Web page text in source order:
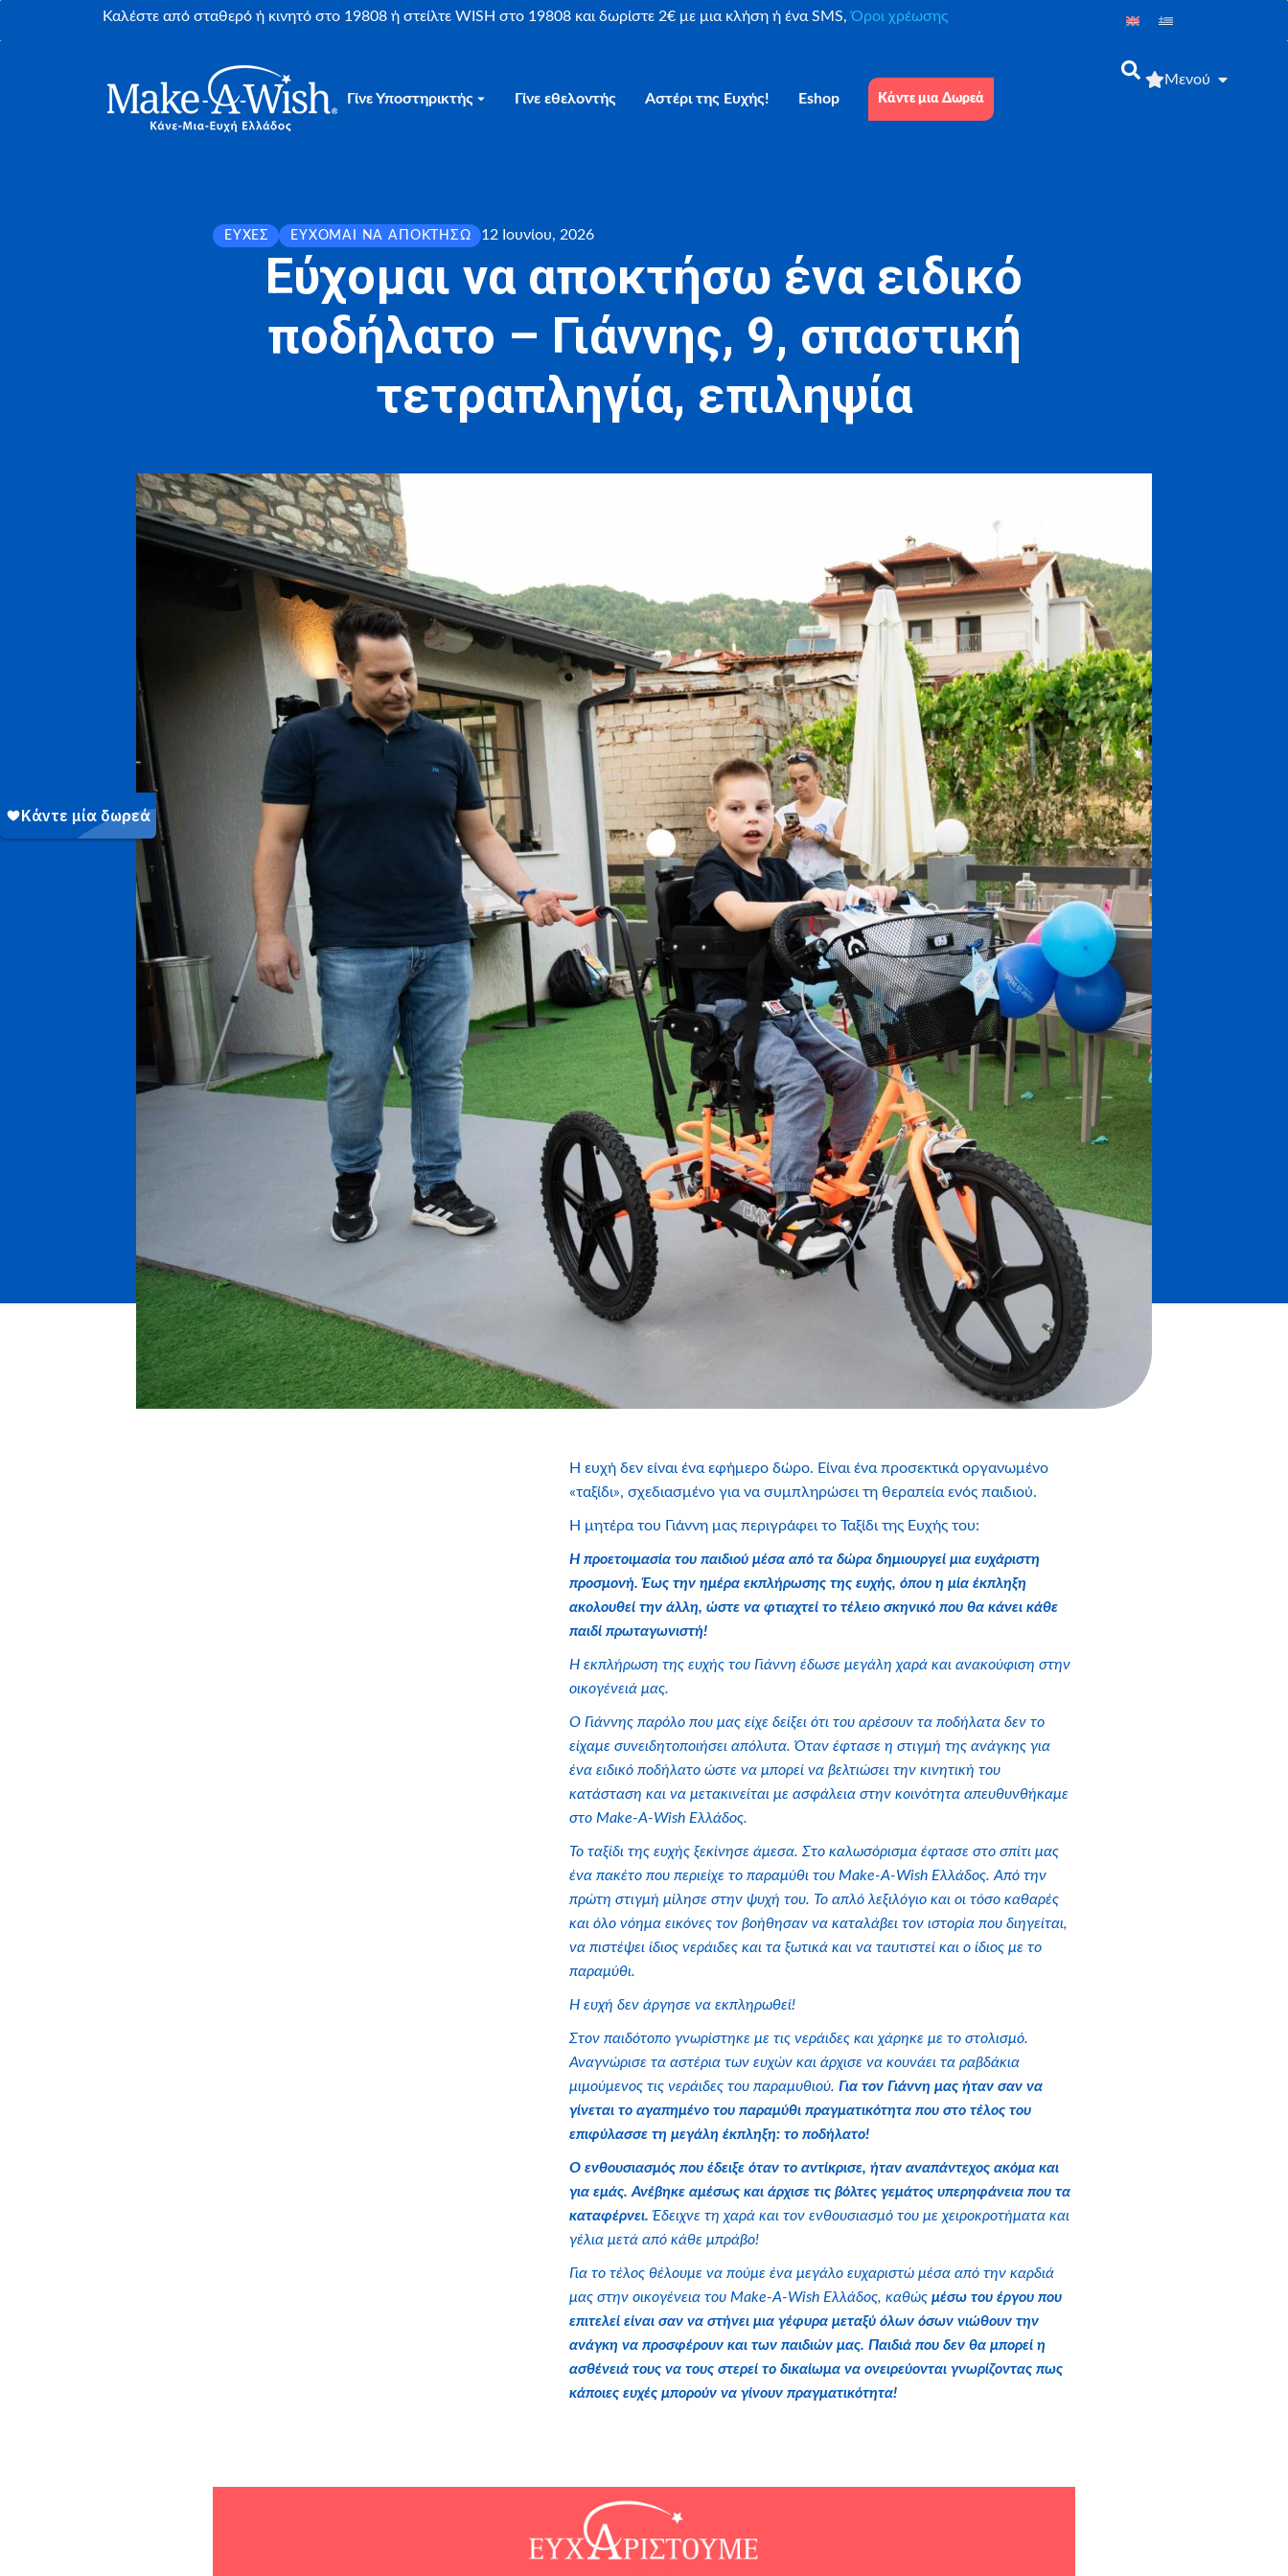
Καλέστε από σταθερό ή κινητό στο 19808 ή στείλτε WISH στο 19808 και δωρίστε 2€ με μια κλήση ή ένα SMS,Όροι χρέωσης
Γίνε Υποστηρικτής Γίνε εθελοντής Αστέρι της Ευχής! Eshop Κάντε μια Δωρεά
Μενού
ΕΥΧΈΣ ΕΎΧΟΜΑΙ ΝΑ ΑΠΟΚΤΉΣΩ 12 Ιουνίου, 2026
Εύχομαι να αποκτήσω ένα ειδικό
ποδήλατο – Γιάννης, 9, σπαστική
τετραπληγία, επιληψία
Η ευχή δεν είναι ένα εφήμερο δώρο. Είναι ένα προσεκτικά οργανωμένο
«ταξίδι», σχεδιασμένο για να συμπληρώσει τη θεραπεία ενός παιδιού.
Η μητέρα του Γιάννη μας περιγράφει το Ταξίδι της Ευχής του:
Η προετοιμασία του παιδιού μέσα από τα δώρα δημιουργεί μια ευχάριστη
προσμονή. Έως την ημέρα εκπλήρωσης της ευχής, όπου η μία έκπληξη
ακολουθεί την άλλη, ώστε να φτιαχτεί το τέλειο σκηνικό που θα κάνει κάθε
παιδί πρωταγωνιστή!
Η εκπλήρωση της ευχής του Γιάννη έδωσε μεγάλη χαρά και ανακούφιση στην
οικογένειά μας.
Ο Γιάννης παρόλο που μας είχε δείξει ότι του αρέσουν τα ποδήλατα δεν το
είχαμε συνειδητοποιήσει απόλυτα. Όταν έφτασε η στιγμή της ανάγκης για
ένα ειδικό ποδήλατο ώστε να μπορεί να βελτιώσει την κινητική του
κατάσταση και να μετακινείται με ασφάλεια στην κοινότητα απευθυνθήκαμε
στο Make-A-Wish Ελλάδος.
Το ταξίδι της ευχής ξεκίνησε άμεσα. Στο καλωσόρισμα έφτασε στο σπίτι μας
ένα πακέτο που περιείχε το παραμύθι του Make-A-Wish Ελλάδος. Από την
πρώτη στιγμή μίλησε στην ψυχή του. Το απλό λεξιλόγιο και οι τόσο καθαρές
και όλο νόημα εικόνες τον βοήθησαν να καταλάβει τον ιστορία που διηγείται,
να πιστέψει ίδιος νεράιδες και τα ξωτικά και να ταυτιστεί και ο ίδιος με το
παραμύθι.
Η ευχή δεν άργησε να εκπληρωθεί!
Στον παιδότοπο γνωρίστηκε με τις νεράιδες και χάρηκε με το στολισμό.
Αναγνώρισε τα αστέρια των ευχών και άρχισε να κουνάει τα ραβδάκια
μιμούμενος τις νεράιδες του παραμυθιού. Για τον Γιάννη μας ήταν σαν να
γίνεται το αγαπημένο του παραμύθι πραγματικότητα που στο τέλος του
επιφύλασσε τη μεγάλη έκπληξη: το ποδήλατο!
Ο ενθουσιασμός που έδειξε όταν το αντίκρισε, ήταν αναπάντεχος ακόμα και
για εμάς. Ανέβηκε αμέσως και άρχισε τις βόλτες γεμάτος υπερηφάνεια που τα
καταφέρνει. Έδειχνε τη χαρά και τον ενθουσιασμό του με χειροκροτήματα και
γέλια μετά από κάθε μπράβο!
Για το τέλος θέλουμε να πούμε ένα μεγάλο ευχαριστώ μέσα από την καρδιά
μας στην οικογένεια του Make-A-Wish Ελλάδος, καθώς μέσω του έργου που
επιτελεί είναι σαν να στήνει μια γέφυρα μεταξύ όλων όσων νιώθουν την
ανάγκη να προσφέρουν και των παιδιών μας. Παιδιά που δεν θα μπορεί η
ασθένειά τους να τους στερεί το δικαίωμα να ονειρεύονται γνωρίζοντας πως
κάποιες ευχές μπορούν να γίνουν πραγματικότητα!